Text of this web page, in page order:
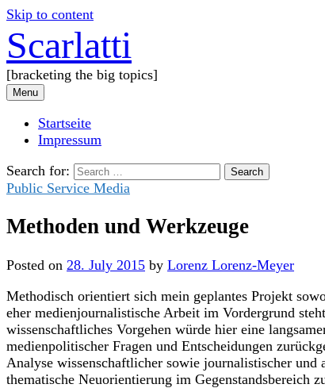
Skip to content
Scarlatti
[bracketing the big topics]
Menu
Startseite
Impressum
Search for:
Public Service Media
Methoden und Werkzeuge
Posted on 28. July 2015 by Lorenz Lorenz-Meyer
Methodisch orientiert sich mein geplantes Projekt
eher medienjournalistische Arbeit im Vordergrund
wissenschaftliches Vorgehen würde hier eine
medienpolitischer Fragen und Entscheidungen
Analyse wissenschaftlicher sowie journalistischer
thematische Neuorientierung im Gegenstandsbereich